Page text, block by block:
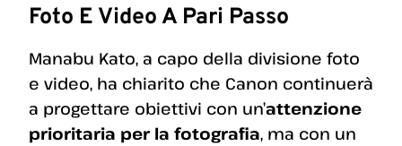
Foto E Video A Pari Passo
Manabu Kato, a capo della divisione foto
e video, ha chiarito che Canon continuerà
a progettare obiettivi con un’attenzione
prioritaria per la fotografia, ma con un